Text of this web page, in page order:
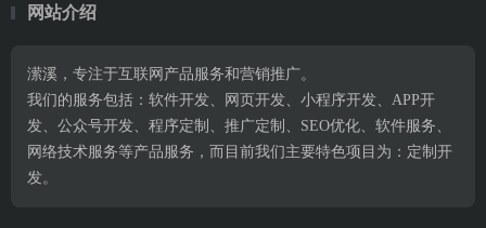
网站介绍
潆溪，专注于互联网产品服务和营销推广。
我们的服务包括：软件开发、网页开发、小程序开发、APP开
发、公众号开发、程序定制、推广定制、SEO优化、软件服务、
网络技术服务等产品服务，而目前我们主要特色项目为：定制开
发。